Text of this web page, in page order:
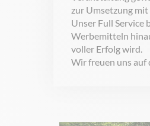
zur Umsetzung mit
Unser Full Service
Werbemitteln
voller Erfolg wird.
Wir freuen uns auf